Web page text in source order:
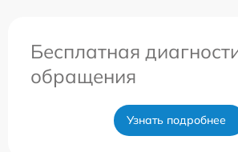
Бесплатная
обращения
Узнать подробнее